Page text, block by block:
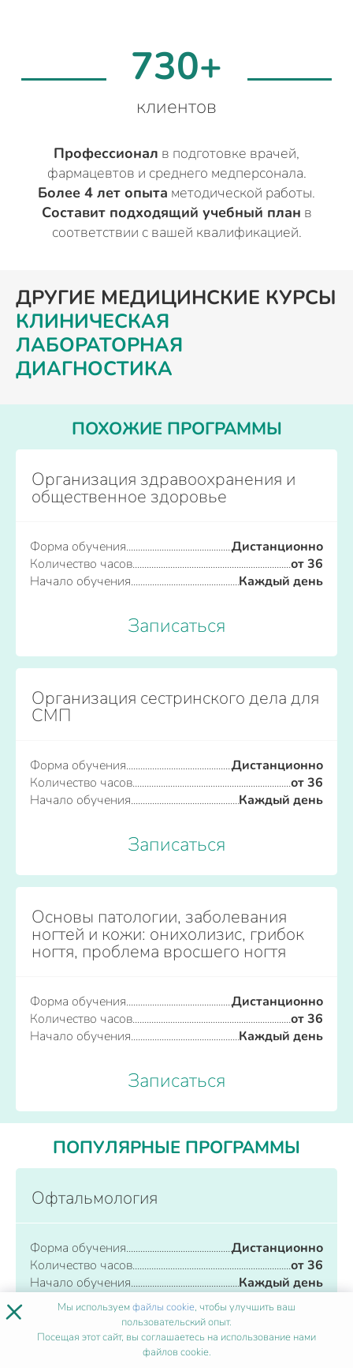
730+
клиентов
Профессионал в подготовке врачей,
фармацевтов и среднего медперсонала.
Более 4 лет опыта методической работы.
Составит подходящий учебный план в
соответствии с вашей квалификацией.
ДРУГИЕ МЕДИЦИНСКИЕ КУРСЫ
КЛИНИЧЕСКАЯ
ЛАБОРАТОРНАЯ
ДИАГНОСТИКА
ПОХОЖИЕ ПРОГРАММЫ
Организация здравоохранения и
общественное здоровье
Форма обучения
Дистанционно
Количество часов
от 36
Начало обучения
Каждый день
Записаться
Организация сестринского дела для
СМП
Форма обучения
Дистанционно
Количество часов
от 36
Начало обучения
Каждый день
Записаться
Основы патологии, заболевания
ногтей и кожи: онихолизис, грибок
ногтя, проблема вросшего ногтя
Форма обучения
Дистанционно
Количество часов
от 36
Начало обучения
Каждый день
Записаться
ПОПУЛЯРНЫЕ ПРОГРАММЫ
Офтальмология
Форма обучения
Дистанционно
Количество часов
от 36
Начало обучения
Каждый день
Записаться
× Мы используемфайлы cookie, чтобы улучшить ваш
пользовательский опыт.
Посещая этот сайт, вы соглашаетесь на использование нами
файлов cookie.